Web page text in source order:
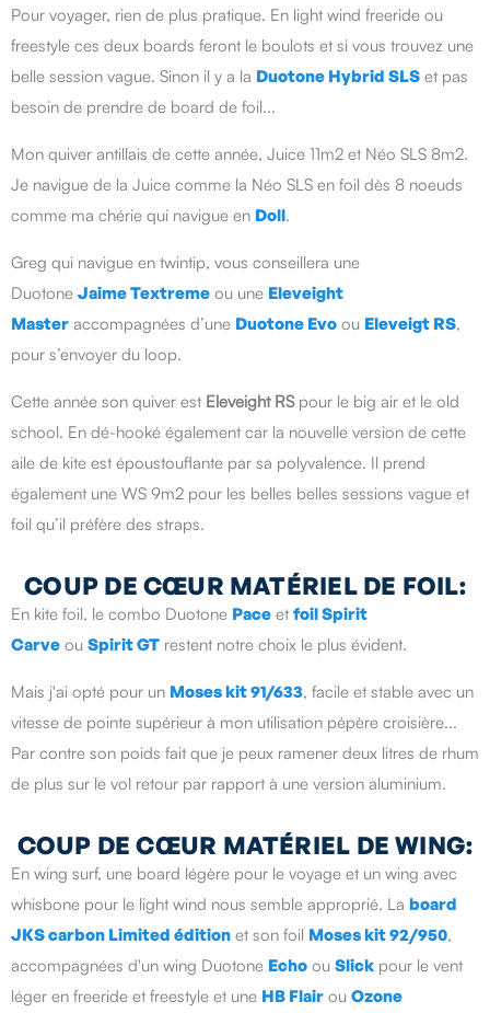
Pour voyager, rien de plus pratique. En light wind freeride ou
freestyle ces deux boards feront le boulots et si vous trouvez une
belle session vague. Sinon il y a la Duotone Hybrid SLS et pas
besoin de prendre de board de foil...
Mon quiver antillais de cette année, Juice 11m2 et Néo SLS 8m2.
Je navigue de la Juice comme la Néo SLS en foil dès 8 noeuds
comme ma chérie qui navigue en Doll.
Greg qui navigue en twintip, vous conseillera une
Duotone Jaime Textreme ou une Eleveight
Master accompagnées d’une Duotone Evo ou Eleveigt RS,
pour s’envoyer du loop.
Cette année son quiver est Eleveight RSpour le big air et le old
school. En dé-hooké également car la nouvelle version de cette
aile de kite est époustouflante par sa polyvalence. Il prend
également une WS 9m2 pour les belles belles sessions vague et
foil qu’il préfère des straps.
COUP DE CŒUR MATÉRIEL DE FOIL:
En kite foil, le combo Duotone Pace et foil Spirit
Carve ou Spirit GT restent notre choix le plus évident.
Mais j'ai opté pour un Moses kit 91/633, facile et stable avec un
vitesse de pointe supérieur à mon utilisation pépère croisière...
Par contre son poids fait que je peux ramener deux litres de rhum
de plus sur le vol retour par rapport à une version aluminium.
COUP DE CŒUR MATÉRIEL DE WING:
En wing surf, une board légère pour le voyage et un wing avec
whisbone pour le light wind nous semble approprié. La board
JKS carbon Limited édition et son foil Moses kit 92/950,
accompagnées d'un wing Duotone Echo ou Slick pour le vent
léger en freeride et freestyle et une HB Flair ou Ozone